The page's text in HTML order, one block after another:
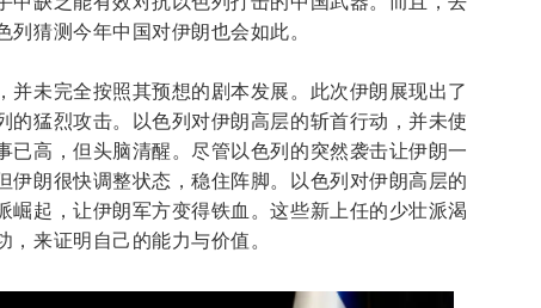
猜测今年中国对伊朗也会如此。
并未完全按照其预想的剧本发展。此次伊朗展现出了
的猛烈攻击。以色列对伊朗高层的斩首行动，并未使
已高，但头脑清醒。尽管以色列的突然袭击让伊朗一
伊朗很快调整状态，稳住阵脚。以色列对伊朗高层的
崛起，让伊朗军方变得铁血。这些新上任的少壮派渴
来证明自己的能力与价值。